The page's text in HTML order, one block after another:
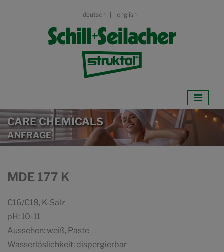
deutsch english
CARE CHEMICALS
ANFRAGE
MDE 177 K
C16/C18, K-Salz
pH: 10-11
Aussehen: weiß, Paste
Wasserlöslichkeit: dispergierbar